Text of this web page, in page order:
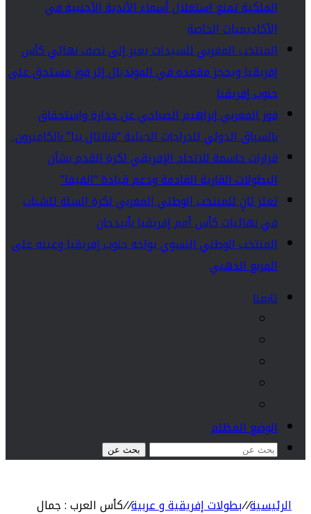
الملكية تمنع استغلال أسماء الأندية الأجنبية في
الأكاديميات الخاصة
المنتخب المغربي للسيدات يعبر إلى نصف نهائي كأس
إفريقيا ويحجز مقعده في المونديال إثر فوز مستحق على
جنوب إفريقيا
فوز المغربي إبراهيم الصباحي عن جدارة واستحقاق
بالسباق الدولي للدراجات الجبلية “شانتال بيا” بالكاميرون.
قرارات حاسمة للاتحاد الإفريقي لكرة القدم بشأن
البطولات القارية القادمة ودعم قيادة “الفيفا”
تعثر ثانٍ للمنتخب الوطني المغربي لكرة السلة للشباب
في نهائيات كأس أمم إفريقيا بأبيدجان
المنتخب الوطني النسوي يواجه جنوب إفريقيا وعينه على
المربع الذهبي
تابعنا
الوضع المظلم
بحث عن
الرئيسية//بطولات إفريقية و عربية//كأس العرب : جمال